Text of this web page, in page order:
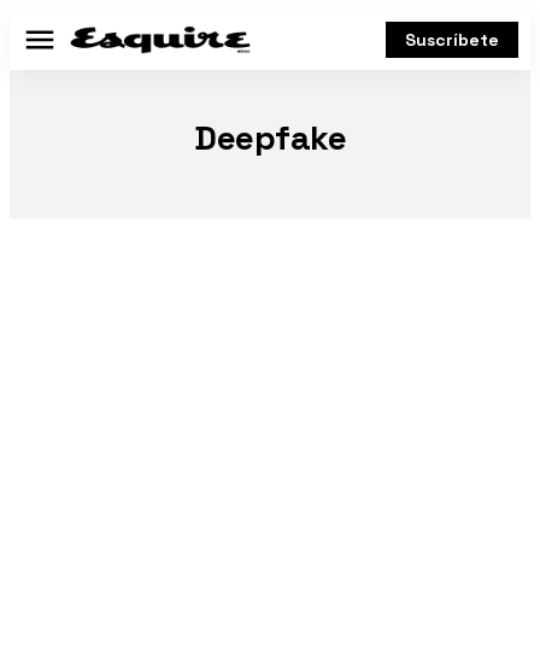
Menú Suscríbete
Deepfake